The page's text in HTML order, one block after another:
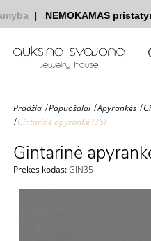
| NEMOKAMAS
Pradžia Papuošalai Apyrankės
Gintarinė apyrankė (35)
Gintarinė
Prekės kodas:GIN35